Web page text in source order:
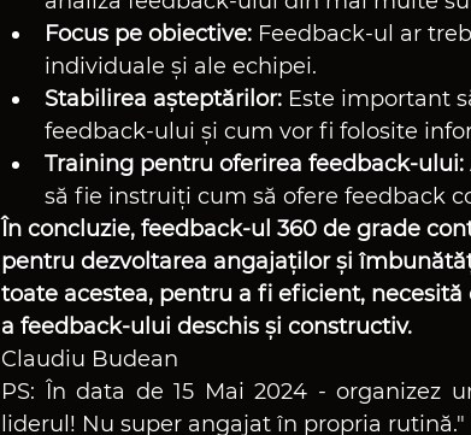
Focus pe obiective: Feedback-ul ar
individuale și ale echipei.
Stabilirea așteptărilor: Este important
feedback-ului și cum vor fi folosite
Training pentru oferirea feedback-ului:
să fie instruiți cum să ofere feedback
În concluzie, feedback-ul 360 de grade
pentru dezvoltarea angajaților și
toate acestea, pentru a fi eficient,
a feedback-ului deschis și constructiv.
Claudiu Budean
PS: În data de 15 Mai 2024 - organizez
liderul! Nu super angajat în propria rutină."